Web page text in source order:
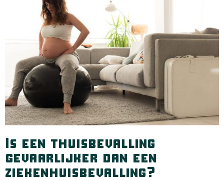
Is een thuisbevalling
gevaarlijker dan een
ziekenhuisbevalling?